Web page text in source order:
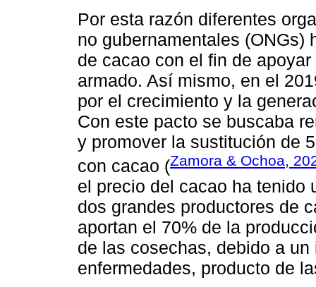
Por esta razón diferentes
no gubernamentales (ONGs)
de cacao con el fin de
armado. Así mismo, en el
por el crecimiento y la
Con este pacto se buscaba
y promover la sustitución de
con cacao (Zamora & Ochoa,
el precio del cacao ha tenido
dos grandes productores de
aportan el 70% de la
de las cosechas, debido a
enfermedades, producto de